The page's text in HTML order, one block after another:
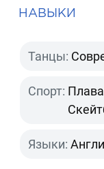
НАВЫКИ
Танцы:
Спорт:
Языки: